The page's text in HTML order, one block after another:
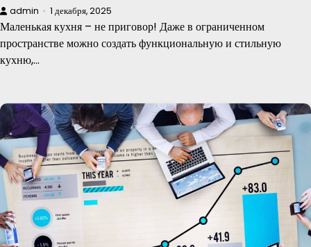
admin 1 декабря, 2025
Маленькая кухня – не приговор! Даже в ограниченном
пространстве можно создать функциональную и стильную
кухню,…